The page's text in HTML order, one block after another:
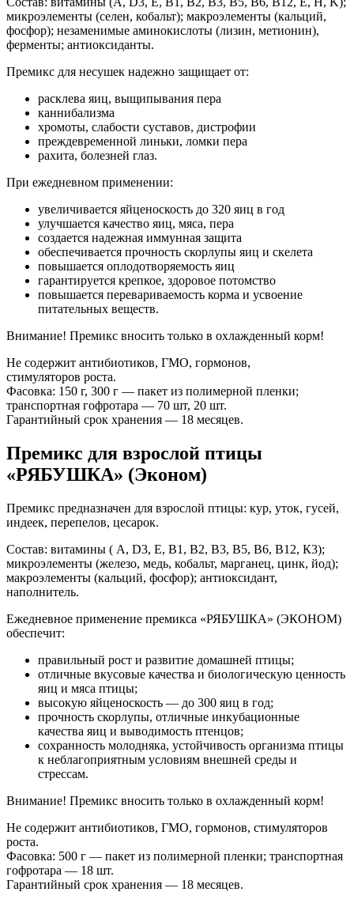
микроэлементы (селен, кобальт); макроэлементы (кальций,
фосфор); незаменимые аминокислоты (лизин, метионин),
ферменты; антиоксиданты.
Премикс для несушек надежно защищает от:
расклева яиц, выщипывания пера
каннибализма
хромоты, слабости суставов, дистрофии
преждевременной линьки, ломки пера
рахита, болезней глаз.
При ежедневном применении:
увеличивается яйценоскость до 320 яиц в год
улучшается качество яиц, мяса, пера
создается надежная иммунная защита
обеспечивается прочность скорлупы яиц и скелета
повышается оплодотворяемость яиц
гарантируется крепкое, здоровое потомство
повышается перевариваемость корма и усвоение
питательных веществ.
Внимание! Премикс вносить только в охлажденный корм!
Не содержит антибиотиков, ГМО, гормонов,
стимуляторов роста.
Фасовка: 150 г, 300 г — пакет из полимерной пленки;
транспортная гофротара — 70 шт, 20 шт.
Гарантийный срок хранения — 18 месяцев.
Премикс для взрослой птицы
«РЯБУШКА» (Эконом)
Премикс предназначен для взрослой птицы: кур, уток, гусей,
индеек, перепелов, цесарок.
Состав: витамины ( А, D3, Е, В1, В2, В3, В5, В6, В12, К3);
микроэлементы (железо, медь, кобальт, марганец, цинк, йод);
макроэлементы (кальций, фосфор); антиоксидант,
наполнитель.
Ежедневное применение премикса «РЯБУШКА» (ЭКОНОМ)
обеспечит:
правильный рост и развитие домашней птицы;
отличные вкусовые качества и биологическую ценность
яиц и мяса птицы;
высокую яйценоскость — до 300 яиц в год;
прочность скорлупы, отличные инкубационные
качества яиц и выводимость птенцов;
сохранность молодняка, устойчивость организма птицы
к неблагоприятным условиям внешней среды и
стрессам.
Внимание! Премикс вносить только в охлажденный корм!
Не содержит антибиотиков, ГМО, гормонов, стимуляторов
роста.
Фасовка: 500 г — пакет из полимерной пленки; транспортная
гофротара — 18 шт.
Гарантийный срок хранения — 18 месяцев.